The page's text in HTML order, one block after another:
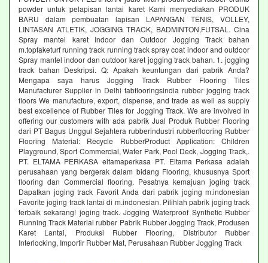
powder untuk pelapisan lantai karet Kami menyediakan PRODUK
BARU dalam pembuatan lapisan LAPANGAN TENIS, VOLLEY,
LINTASAN ATLETIK, JOGGING TRACK, BADMINTON,FUTSAL. Cina
Spray mantel karet Indoor dan Outdoor Jogging Track bahan
m.topfaketurf running track running track spray coat indoor and outdoor
Spray mantel indoor dan outdoor karet jogging track bahan. 1. jogging
track bahan Deskripsi. Q: Apakah keuntungan dari pabrik Anda?
Mengapa saya harus Jogging Track Rubber Flooring Tiles
Manufacturer Supplier in Delhi fabflooringsindia rubber jogging track
floors We manufacture, export, dispense, and trade as well as supply
best excellence of Rubber Tiles for Jogging Track. We are involved in
offering our customers with ada pabrik Jual Produk Rubber Flooring
dari PT Bagus Unggul Sejahtera rubberindustri rubberflooring Rubber
Flooring Material: Recycle RubberProduct Application: Children
Playground, Sport Commercial, Water Park, Pool Deck, Jogging Track,.
PT. ELTAMA PERKASA eltamaperkasa PT. Eltama Perkasa adalah
perusahaan yang bergerak dalam bidang Flooring, khususnya Sport
flooring dan Commercial flooring. Pesatnya kemajuan joging track
Dapatkan joging track Favorit Anda dari pabrik joging m.indonesian
Favorite joging track lantai di m.indonesian. Pilihlah pabrik joging track
terbaik sekarang! joging track. Jogging Waterproof Synthetic Rubber
Running Track Material rubber Pabrik Rubber Jogging Track, Produsen
Karet Lantai, Produksi Rubber Flooring, Distributor Rubber
Interlocking, Importir Rubber Mat, Perusahaan Rubber Jogging Track